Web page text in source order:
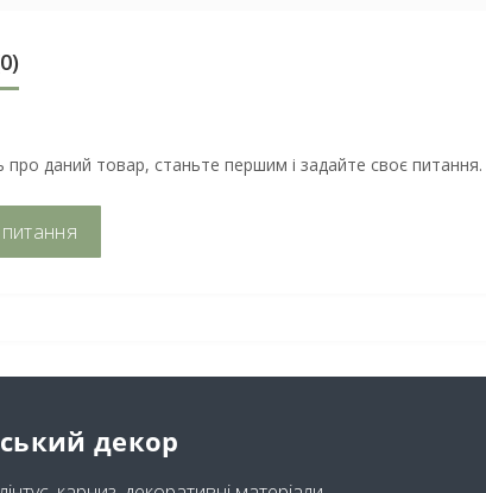
про даний товар, станьте першим і задайте своє питання.
декор